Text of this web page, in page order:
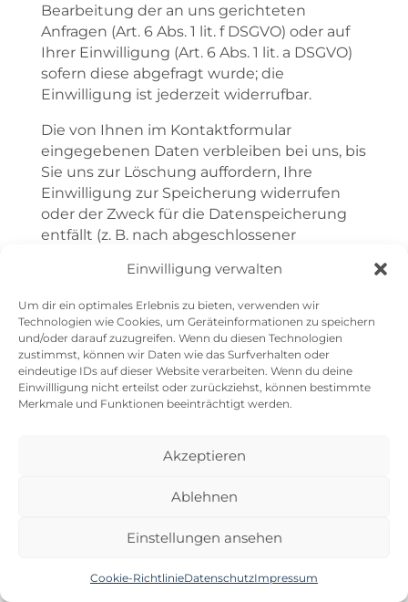
Einwilligung verwalten
Um dir ein optimales Erlebnis zu bieten, verwenden wir
Technologien wie Cookies, um Geräteinformationen zu speichern
und/oder darauf zuzugreifen. Wenn du diesen Technologien
zustimmst, können wir Daten wie das Surfverhalten oder
eindeutige IDs auf dieser Website verarbeiten. Wenn du deine
Einwillligung nicht erteilst oder zurückziehst, können bestimmte
Merkmale und Funktionen beeinträchtigt werden.
Akzeptieren
Ablehnen
Einstellungen ansehen
Cookie-RichtlinieDatenschutzImpressum
Bearbeitung der an uns gerichteten
Anfragen (Art. 6 Abs. 1 lit. f DSGVO) oder auf
Ihrer Einwilligung (Art. 6 Abs. 1 lit. a DSGVO)
sofern diese abgefragt wurde; die
Einwilligung ist jederzeit widerrufbar.
Die von Ihnen im Kontaktformular
eingegebenen Daten verbleiben bei uns, bis
Sie uns zur Löschung auffordern, Ihre
Einwilligung zur Speicherung widerrufen
oder der Zweck für die Datenspeicherung
entfällt (z. B. nach abgeschlossener
gesetzliche Bestimmungen – insbesondere
Aufbewahrungsfristen – bleiben unberührt.
Anfrage per E-Mail, Telefon
oder Telefax
Wenn Sie uns per E-Mail, Telefon oder
inklusive aller daraus hervorgehenden
personenbezogenen Daten (Name, Anfrage)
zum Zwecke der Bearbeitung Ihres
verarbeitet. Diese Daten geben wir nicht
Die Verarbeitung dieser Daten erfolgt auf